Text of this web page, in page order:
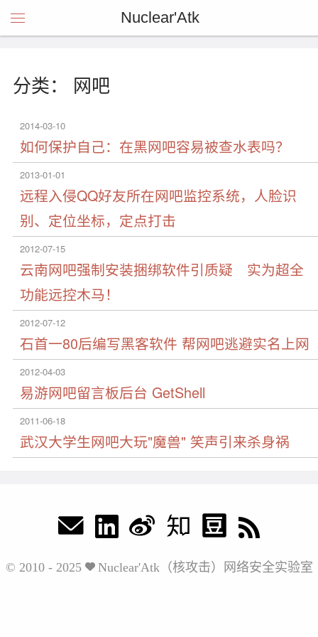
Nuclear'Atk
分类： 网吧
2014-03-10
如何保护自己：在黑网吧容易被查水表吗？
2013-01-01
远程入侵QQ好友所在网吧监控系统，人脸识
别、定位坐标，定点打击
2012-07-15
云南网吧强制安装捆绑软件引质疑 实为超全
功能远控木马！
2012-07-12
石首一80后编写黑客软件 帮网吧逃避实名上网
2012-04-03
易游网吧留言板后台 GetShell
2011-06-18
武汉大学生网吧大玩"魔兽" 笑声引来杀身祸
© 2010 - 2025 Nuclear'Atk（核攻击）网络安全实验室